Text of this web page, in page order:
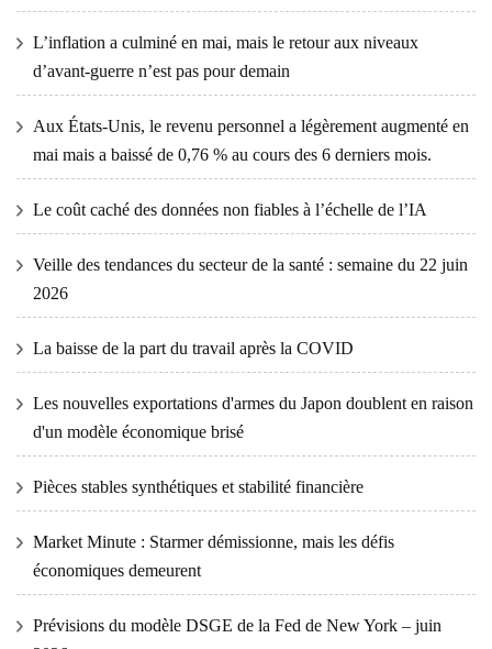
L’inflation a culminé en mai, mais le retour aux niveaux
d’avant-guerre n’est pas pour demain
Aux États-Unis, le revenu personnel a légèrement augmenté en
mai mais a baissé de 0,76 % au cours des 6 derniers mois.
Le coût caché des données non fiables à l’échelle de l’IA
Veille des tendances du secteur de la santé : semaine du 22 juin
2026
La baisse de la part du travail après la COVID
Les nouvelles exportations d'armes du Japon doublent en raison
d'un modèle économique brisé
Pièces stables synthétiques et stabilité financière
Market Minute : Starmer démissionne, mais les défis
économiques demeurent
Prévisions du modèle DSGE de la Fed de New York – juin